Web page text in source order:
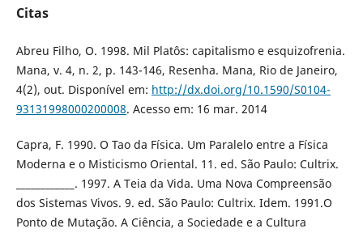
Citas
Abreu Filho, O. 1998. Mil Platôs: capitalismo e esquizofrenia.
Mana, v. 4, n. 2, p. 143-146, Resenha. Mana, Rio de Janeiro,
4(2), out. Disponível em: http://dx.doi.org/10.1590/S0104-
93131998000200008. Acesso em: 16 mar. 2014
Capra, F. 1990. O Tao da Física. Um Paralelo entre a Física
Moderna e o Misticismo Oriental. 11. ed. São Paulo: Cultrix.
____________. 1997. A Teia da Vida. Uma Nova Compreensão
dos Sistemas Vivos. 9. ed. São Paulo: Cultrix. Idem. 1991.O
Ponto de Mutação. A Ciência, a Sociedade e a Cultura